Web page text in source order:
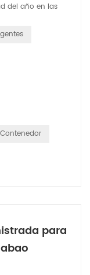
del año en las
de
a
para